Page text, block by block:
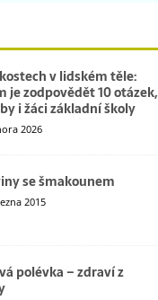
v lidském těle:
je zodpovědět 10 otázek,
i žáci základní školy
2026
se šmakounem
2015
polévka – zdraví z